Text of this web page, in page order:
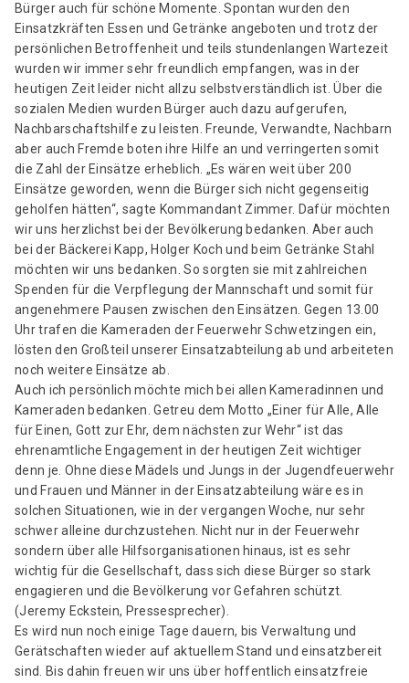
Bürger auch für schöne Momente. Spontan wurden den
Einsatzkräften Essen und Getränke angeboten und trotz der
persönlichen Betroffenheit und teils stundenlangen Wartezeit
wurden wir immer sehr freundlich empfangen, was in der
heutigen Zeit leider nicht allzu selbstverständlich ist. Über die
sozialen Medien wurden Bürger auch dazu aufgerufen,
Nachbarschaftshilfe zu leisten. Freunde, Verwandte, Nachbarn
aber auch Fremde boten ihre Hilfe an und verringerten somit
die Zahl der Einsätze erheblich. „Es wären weit über 200
Einsätze geworden, wenn die Bürger sich nicht gegenseitig
geholfen hätten“, sagte Kommandant Zimmer. Dafür möchten
wir uns herzlichst bei der Bevölkerung bedanken. Aber auch
bei der Bäckerei Kapp, Holger Koch und beim Getränke Stahl
möchten wir uns bedanken. So sorgten sie mit zahlreichen
Spenden für die Verpflegung der Mannschaft und somit für
angenehmere Pausen zwischen den Einsätzen. Gegen 13.00
Uhr trafen die Kameraden der Feuerwehr Schwetzingen ein,
lösten den Großteil unserer Einsatzabteilung ab und arbeiteten
noch weitere Einsätze ab.
Auch ich persönlich möchte mich bei allen Kameradinnen und
Kameraden bedanken. Getreu dem Motto „Einer für Alle, Alle
für Einen, Gott zur Ehr, dem nächsten zur Wehr“ ist das
ehrenamtliche Engagement in der heutigen Zeit wichtiger
denn je. Ohne diese Mädels und Jungs in der Jugendfeuerwehr
und Frauen und Männer in der Einsatzabteilung wäre es in
solchen Situationen, wie in der vergangen Woche, nur sehr
schwer alleine durchzustehen. Nicht nur in der Feuerwehr
sondern über alle Hilfsorganisationen hinaus, ist es sehr
wichtig für die Gesellschaft, dass sich diese Bürger so stark
engagieren und die Bevölkerung vor Gefahren schützt.
(Jeremy Eckstein, Pressesprecher).
Es wird nun noch einige Tage dauern, bis Verwaltung und
Gerätschaften wieder auf aktuellem Stand und einsatzbereit
sind. Bis dahin freuen wir uns über hoffentlich einsatzfreie